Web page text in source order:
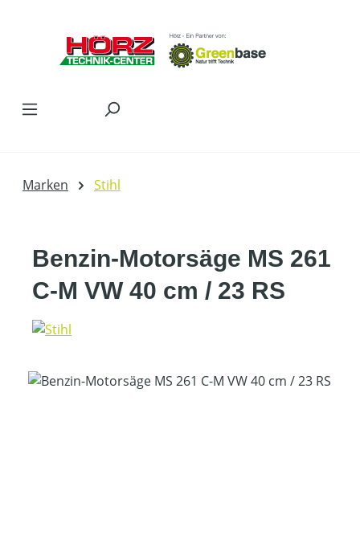
Marken Stihl
Benzin-Motorsäge MS 261
C-M VW 40 cm / 23 RS
Bildergalerie überspringen